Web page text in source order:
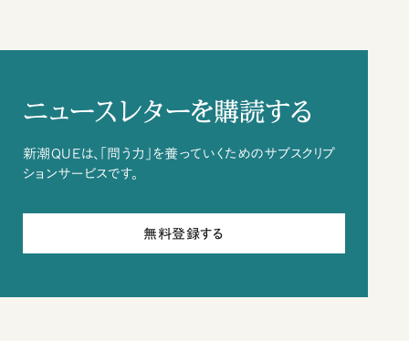
ニュースレターを購読する
新潮QUEは、「問う力」を養っていくためのサブスクリプ
ションサービスです。
無料登録する